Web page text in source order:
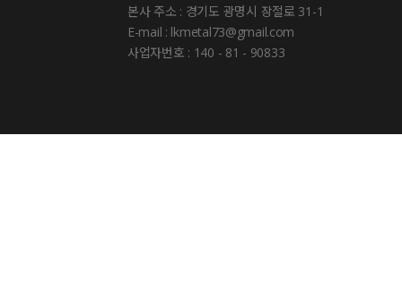
본사 주소 : 경기도 광명시 장절로 31-1
E-mail : lkmetal73@gmail.com
사업자번호 : 140 - 81 - 90833